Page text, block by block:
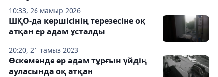
10:33, 26 мамыр 2026
20:20, 21 тамыз 2023
ШҚО-да көршісінің терезесіне оқ
атқан ер адам ұсталды
Өскеменде ер адам тұрғын үйдің
ауласында оқ атқан